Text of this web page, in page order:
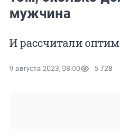
мужчина
И рассчитали
9 августа 2023, 08:00 5 728